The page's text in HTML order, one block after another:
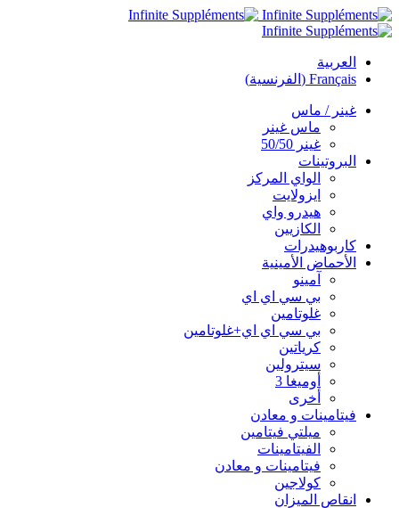
العربية
Français
( الفرنسية)
غينر / ماس
ماس غينر
غينر 50/50
البروتينات
الواي المركز
ايزولايت
هيدرو واي
الكازيين
كاربوهيدرات
الأحماض الأمينية
آمينو
بي سي اي اي
غلوتامين
بي سي اي اي+غلوتامين
كرياتين
سيترولين
أوميغا 3
أخرى
فيتامينات و معادن
ميلتي فيتامين
الفيتامينات
فيتامينات و معادن
كولاجين
انقاص الميزان